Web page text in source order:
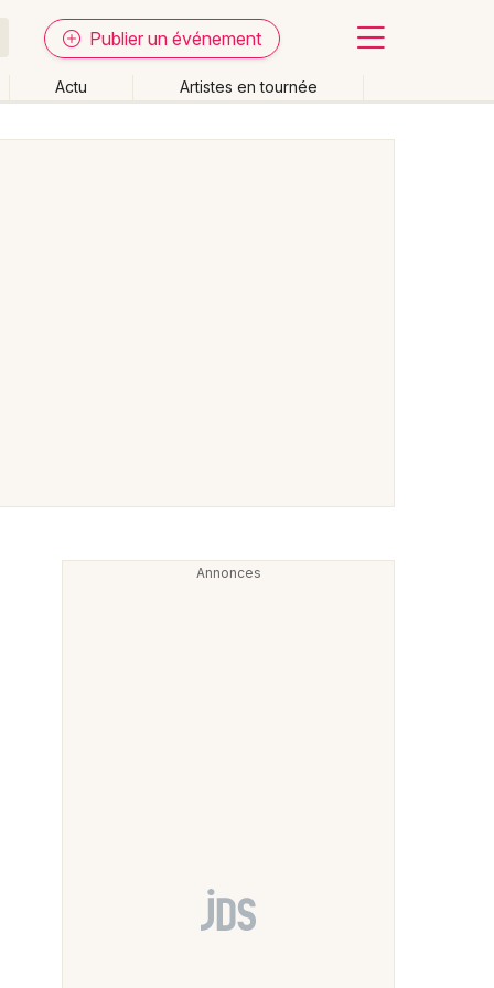
Publier un événement
Actu Artistes en tournée